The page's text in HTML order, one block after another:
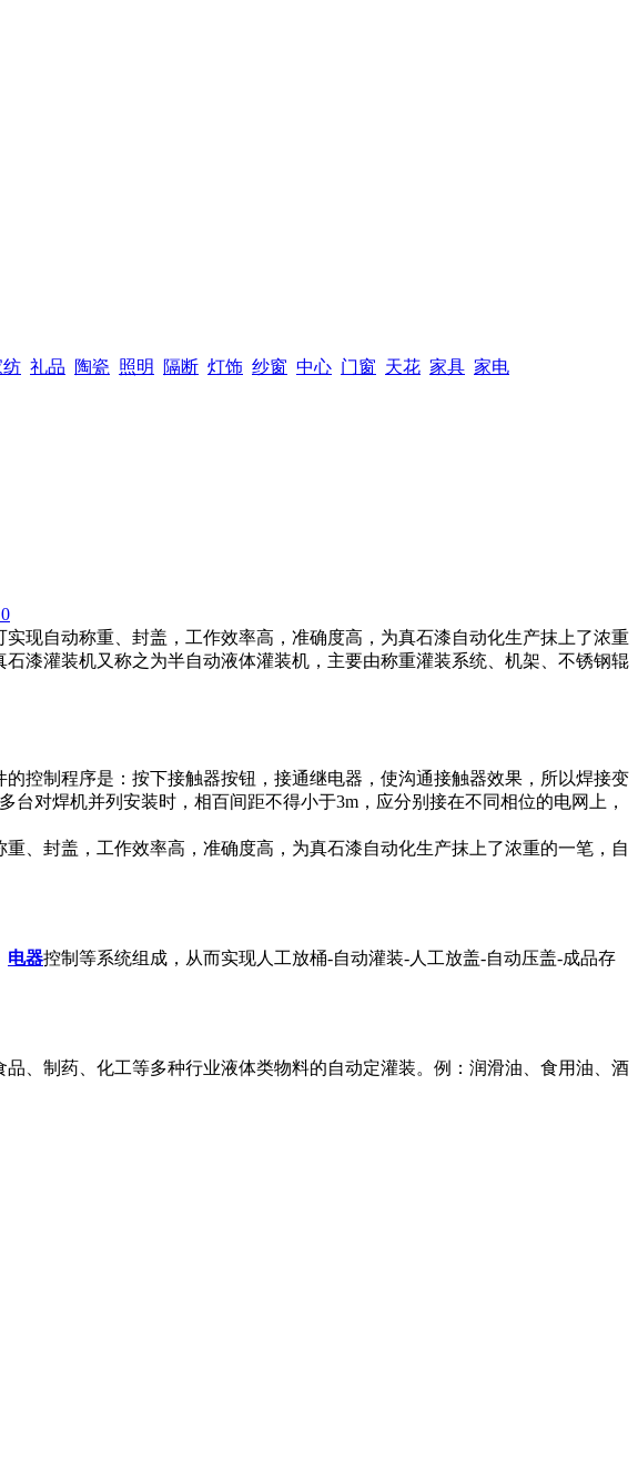
纺 礼品 陶瓷 照明 隔断 灯饰 纱窗 中心 门窗 天花 家具 家电
现自动称重、封盖，工作效率高，准确度高，为真石漆自动化生产抹上了浓重
漆灌装机又称之为半自动液体灌装机，主要由称重灌装系统、机架、不锈钢辊
控制程序是：按下接触器按钮，接通继电器，使沟通接触器效果，所以焊接变
对焊机并列安装时，相百间距不得小于3m，应分别接在不同相位的电网上，
、封盖，工作效率高，准确度高，为真石漆自动化生产抹上了浓重的一笔，自
电器控制等系统组成，从而实现人工放桶-自动灌装-人工放盖-自动压盖-成品存
、制药、化工等多种行业液体类物料的自动定灌装。例：润滑油、食用油、酒